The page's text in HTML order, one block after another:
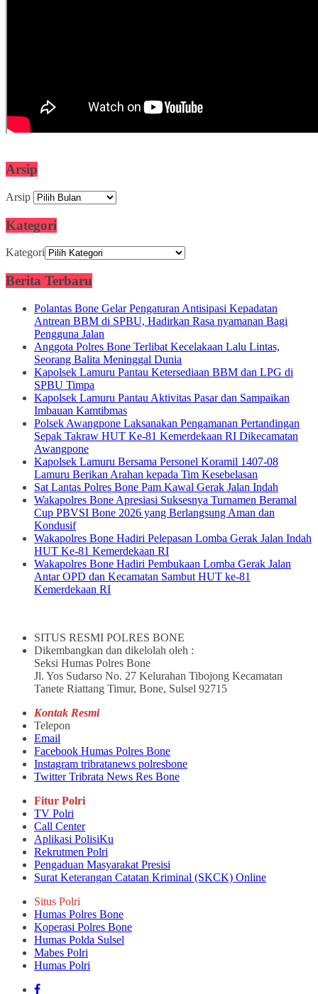
Arsip
Arsip
Kategori
Kategori
Berita Terbaru
Polantas Bone Gelar Pengaturan Antisipasi Kepadatan
Antrean BBM di SPBU, Hadirkan Rasa nyamanan Bagi
Pengguna Jalan
Anggota Polres Bone Terlibat Kecelakaan Lalu Lintas,
Seorang Balita Meninggal Dunia
Kapolsek Lamuru Pantau Ketersediaan BBM dan LPG di
SPBU Timpa
Kapolsek Lamuru Pantau Aktivitas Pasar dan Sampaikan
Imbauan Kamtibmas
Polsek Awangpone Laksanakan Pengamanan Pertandingan
Sepak Takraw HUT Ke-81 Kemerdekaan RI Dikecamatan
Awangpone
Kapolsek Lamuru Bersama Personel Koramil 1407-08
Lamuru Berikan Arahan kepada Tim Kesebelasan
Sat Lantas Polres Bone Pam Kawal Gerak Jalan Indah
Wakapolres Bone Apresiasi Suksesnya Turnamen Beramal
Cup PBVSI Bone 2026 yang Berlangsung Aman dan
Kondusif
Wakapolres Bone Hadiri Pelepasan Lomba Gerak Jalan Indah
HUT Ke-81 Kemerdekaan RI
Wakapolres Bone Hadiri Pembukaan Lomba Gerak Jalan
Antar OPD dan Kecamatan Sambut HUT ke-81
Kemerdekaan RI
SITUS RESMI POLRES BONE
Dikembangkan dan dikelolah oleh :
Seksi Humas Polres Bone
Jl. Yos Sudarso No. 27 Kelurahan Tibojong Kecamatan
Tanete Riattang Timur, Bone, Sulsel 92715
Kontak Resmi
Telepon
Email
Facebook Humas Polres Bone
Instagram tribratanews polresbone
Twitter Tribrata News Res Bone
Fitur Polri
TV Polri
Call Center
Aplikasi PolisiKu
Rekrutmen Polri
Pengaduan Masyarakat Presisi
Surat Keterangan Catatan Kriminal (SKCK) Online
Situs Polri
Humas Polres Bone
Koperasi Polres Bone
Humas Polda Sulsel
Mabes Polri
Humas Polri